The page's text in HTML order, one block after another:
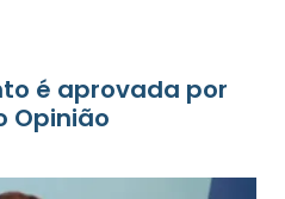
é aprovada por
Opinião